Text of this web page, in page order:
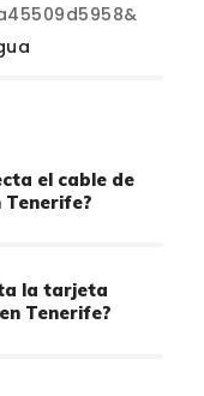
el cable de
la tarjeta
Tenerife?